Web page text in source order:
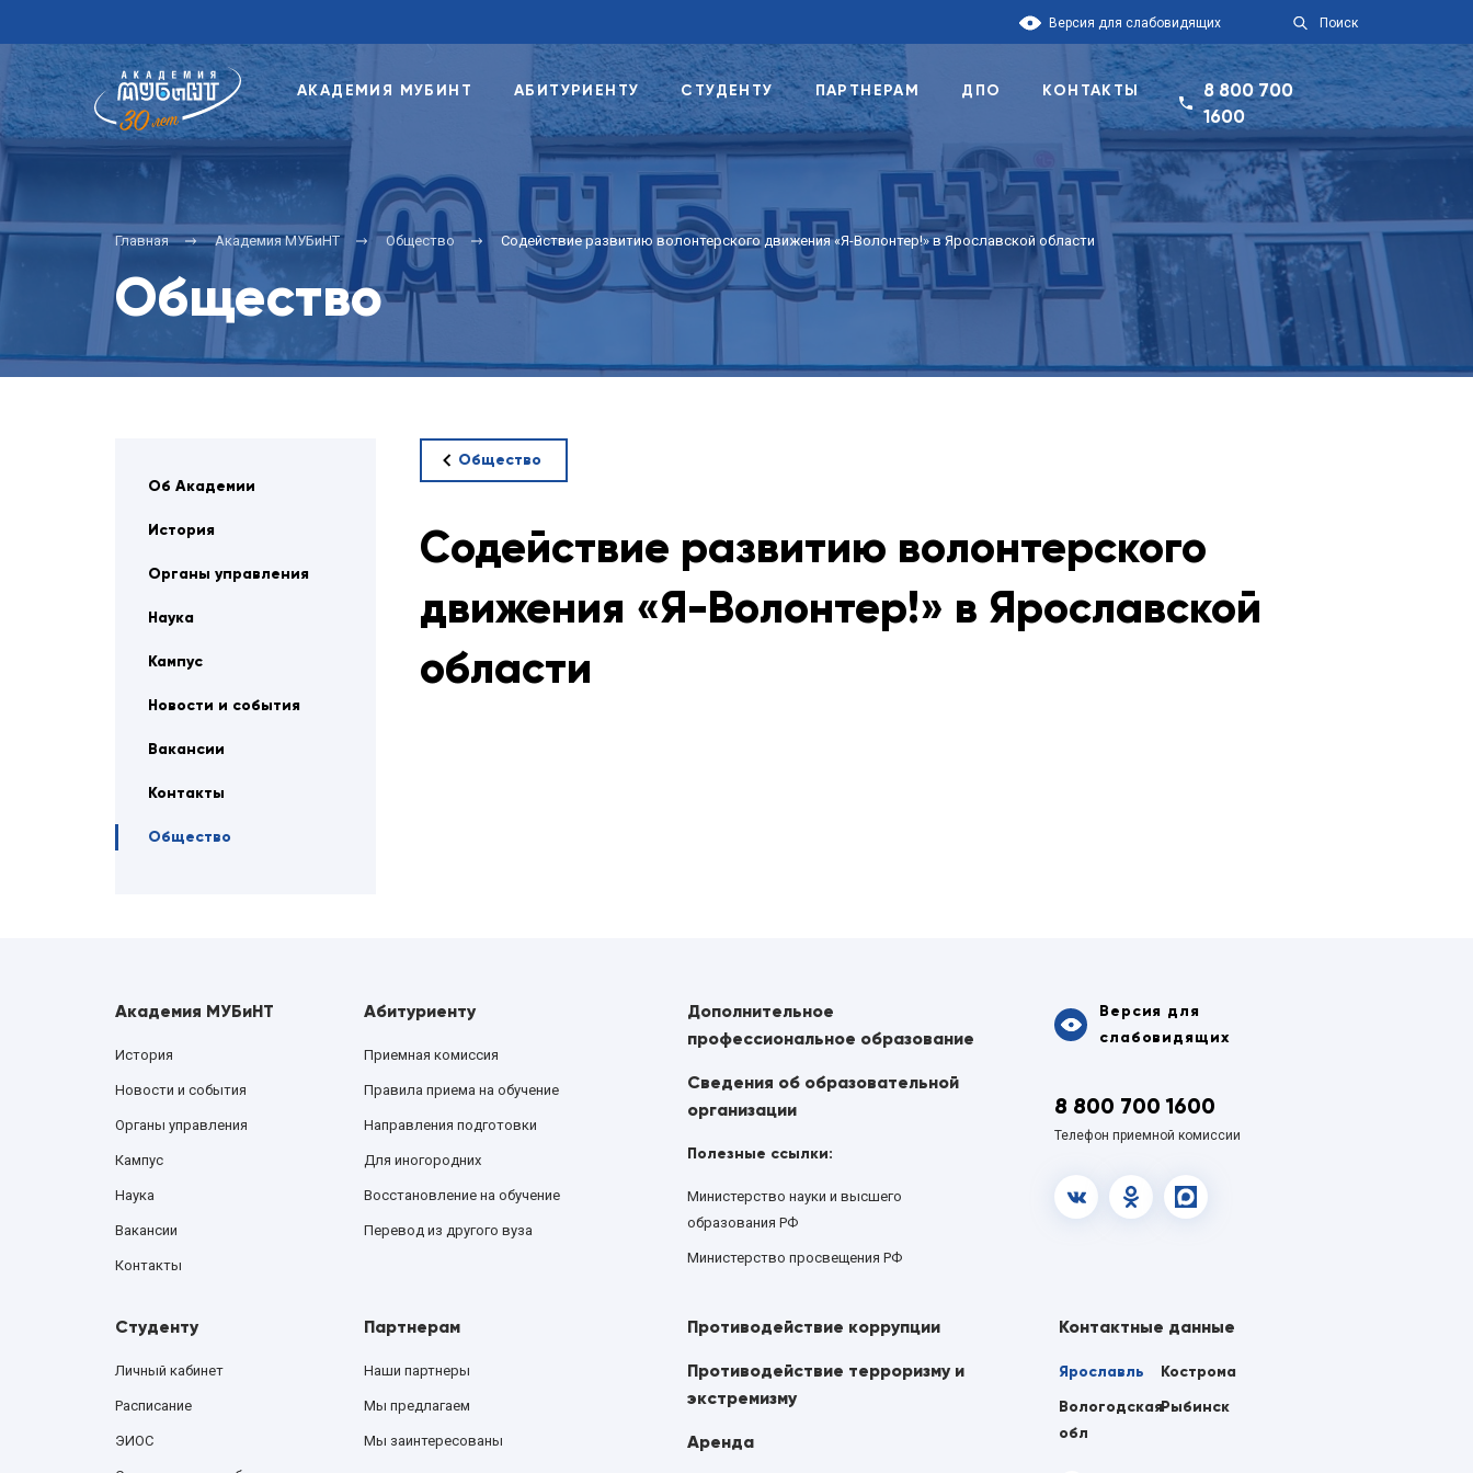
Версия для слабовидящих Поиск
АКАДЕМИЯ МУБИНТ АБИТУРИЕНТУ СТУДЕНТУ ПАРТНЕРАМ ДПО КОНТАКТЫ
8 800 700
1600
Главная Академия МУБиНТ Общество Содействие развитию волонтерского движения «Я-Волонтер!» в Ярославской области
Общество
Об Академии
История
Органы управления
Наука
Кампус
Новости и события
Вакансии
Контакты
Общество
Общество
Содействие развитию волонтерского
движения «Я-Волонтер!» в Ярославской
области
Академия МУБиНТ
История
Новости и события
Органы управления
Кампус
Наука
Вакансии
Контакты
Абитуриенту
Приемная комиссия
Правила приема на обучение
Направления подготовки
Для иногородних
Восстановление на обучение
Перевод из другого вуза
Дополнительное
профессиональное образование
Сведения об образовательной
организации
Полезные ссылки:
Министерство науки и высшего
образования РФ
Министерство просвещения РФ
Версия для
слабовидящих
8 800 700 1600
Телефон приемной комиссии
vk.com
Студенту
Личный кабинет
Расписание
ЭИОС
Партнерам
Наши партнеры
Мы предлагаем
Мы заинтересованы
Противодействие коррупции
Противодействие терроризму и
экстремизму
Аренда
Контактные данные
Ярославль
Кострома
Вологодская
обл
Рыбинск